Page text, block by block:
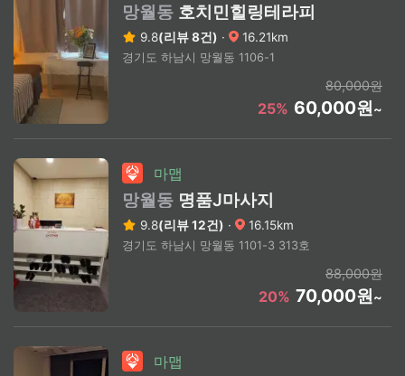
망월동 호치민힐링테라피
9.8(리뷰 8건) · 16.21km
경기도 하남시 망월동 1106-1
80,000원
25% 60,000원~
마맵
망월동 명품J마사지
9.8(리뷰 12건) · 16.15km
경기도 하남시 망월동 1101-3 313호
88,000원
20% 70,000원~
마맵